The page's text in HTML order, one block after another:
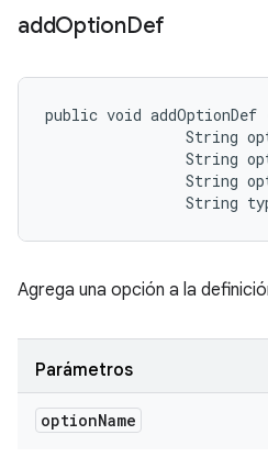
addOptionDef
public void addOptionDef
String
String
String
String
Agrega una opción a la
Parámetros
optionName